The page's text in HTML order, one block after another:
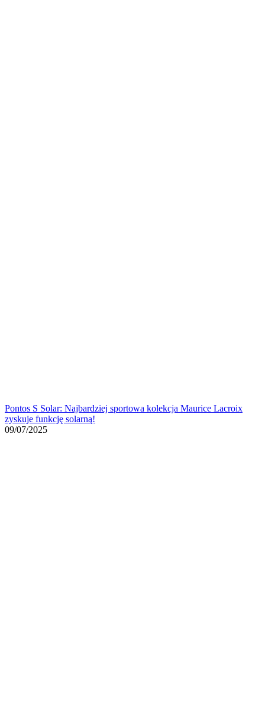
Pontos S Solar: Najbardziej sportowa kolekcja Maurice Lacroix
zyskuje funkcję solarną!
09/07/2025